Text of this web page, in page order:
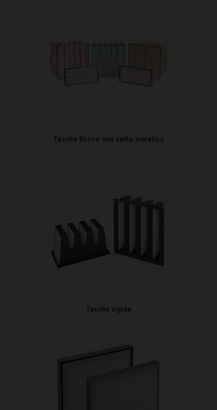
Tasche flosce con setto sintetico
Tasche rigide